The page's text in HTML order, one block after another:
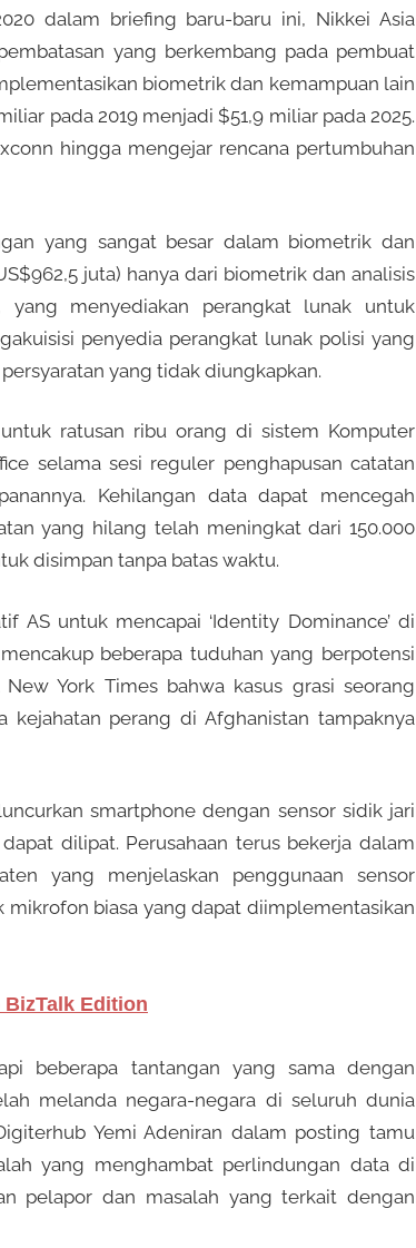
dalam briefing baru-baru ini, Nikkei Asia
yang berkembang pada pembuat
biometrik dan kemampuan lain
pada 2019 menjadi $51,9 miliar pada 2025.
hingga mengejar rencana pertumbuhan
yang sangat besar dalam biometrik dan
juta) hanya dari biometrik dan analisis
menyediakan perangkat lunak untuk
penyedia perangkat lunak polisi yang
yang tidak diungkapkan.
ratusan ribu orang di sistem Komputer
selama sesi reguler penghapusan catatan
Kehilangan data dapat mencegah
yang hilang telah meningkat dari 150.000
disimpan tanpa batas waktu.
AS untuk mencapai ‘Identity Dominance’ di
beberapa tuduhan yang berpotensi
York Times bahwa kasus grasi seorang
perang di Afghanistan tampaknya
smartphone dengan sensor sidik jari
dilipat. Perusahaan terus bekerja dalam
yang menjelaskan penggunaan sensor
biasa yang dapat diimplementasikan
BizTalk Edition
beberapa tantangan yang sama dengan
melanda negara-negara di seluruh dunia
Yemi Adeniran dalam posting tamu
yang menghambat perlindungan data di
pelapor dan masalah yang terkait dengan